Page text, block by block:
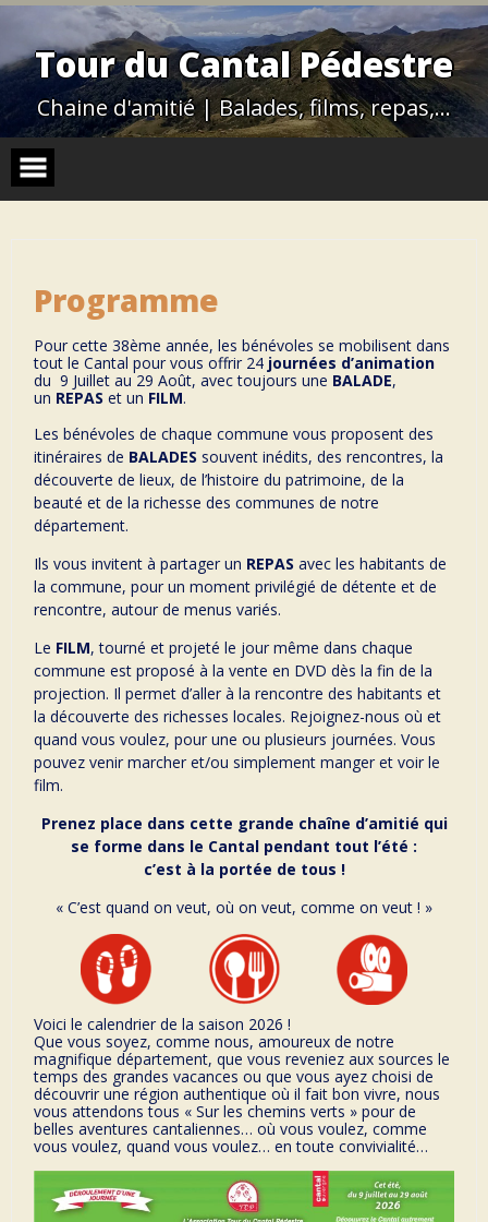
Skip
contentTour du Cantal Pédestre
Chaine d'amitié | Balades, films, repas,…
Programme
Pour cette 38ème année, les bénévoles se mobilisent dans
tout le Cantal pour vous offrir 24 journées d’animation
du 9 Juillet au 29 Août, avec toujours une BALADE,
un REPAS et un FILM.
Les bénévoles de chaque commune vous proposent des
itinéraires de BALADES souvent inédits, des rencontres, la
découverte de lieux, de l’histoire du patrimoine, de la
beauté et de la richesse des communes de notre
département.
Ils vous invitent à partager un REPAS avec les habitants de
la commune, pour un moment privilégié de détente et de
rencontre, autour de menus variés.
Le FILM, tourné et projeté le jour même dans chaque
commune est proposé à la vente en DVD dès la fin de la
projection. Il permet d’aller à la rencontre des habitants et
la découverte des richesses locales. Rejoignez-nous où et
quand vous voulez, pour une ou plusieurs journées. Vous
pouvez venir marcher et/ou simplement manger et voir le
film.
Prenez place dans cette grande chaîne d’amitié qui
se forme dans le Cantal pendant tout l’été :
c’est à la portée de tous !
« C’est quand on veut, où on veut, comme on veut ! »
Voici le calendrier de la saison 2026 !
Que vous soyez, comme nous, amoureux de notre
magnifique département, que vous reveniez aux sources le
temps des grandes vacances ou que vous ayez choisi de
découvrir une région authentique où il fait bon vivre, nous
vous attendons tous « Sur les chemins verts » pour de
belles aventures cantaliennes… où vous voulez, comme
vous voulez, quand vous voulez… en toute convivialité…